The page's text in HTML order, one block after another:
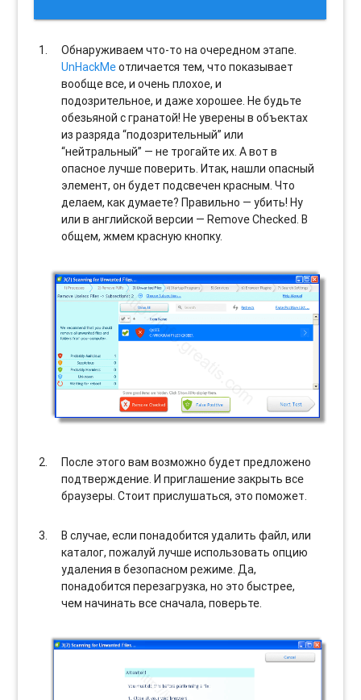
Обнаруживаем что-то на очередном этапе.
UnHackMeотличается тем, что показывает
вообще все, и очень плохое, и
подозрительное, и даже хорошее. Не будьте
обезьяной с гранатой! Не уверены в объектах
из разряда “подозрительный” или
“нейтральный” — не трогайте их. А вот в
опасное лучше поверить. Итак, нашли опасный
элемент, он будет подсвечен красным. Что
делаем, как думаете? Правильно — убить! Ну
или в английской версии — Remove Checked. В
общем, жмем красную кнопку.
После этого вам возможно будет предложено
подтверждение. И приглашение закрыть все
браузеры. Стоит прислушаться, это поможет.
В случае, если понадобится удалить файл, или
каталог, пожалуй лучше использовать опцию
удаления в безопасном режиме. Да,
понадобится перезагрузка, но это быстрее,
чем начинать все сначала, поверьте.